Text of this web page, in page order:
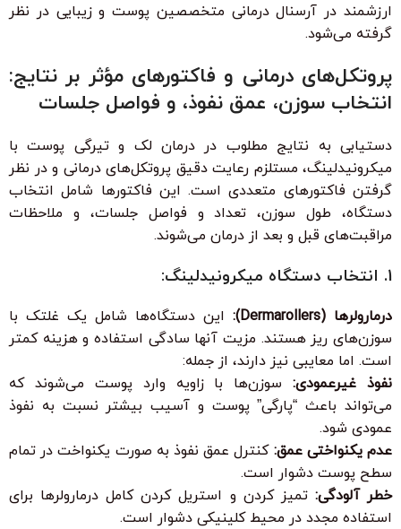
ارزشمند در آرسنال درمانی متخصصین پوست و زیبایی در نظر
گرفته می‌شود.
پروتکل‌های درمانی و فاکتورهای مؤثر بر نتایج:
انتخاب سوزن، عمق نفوذ، و فواصل جلسات
دستیابی به نتایج مطلوب در درمان لک و تیرگی پوست با
میکرونیدلینگ، مستلزم رعایت دقیق پروتکل‌های درمانی و در نظر
گرفتن فاکتورهای متعددی است. این فاکتورها شامل انتخاب
دستگاه، طول سوزن، تعداد و فواصل جلسات، و ملاحظات
مراقبت‌های قبل و بعد از درمان می‌شوند.
1. انتخاب دستگاه میکرونیدلینگ:
درمارولرها (Dermarollers):
این دستگاه‌ها شامل یک غلتک با
سوزن‌های ریز هستند. مزیت آنها سادگی استفاده و هزینه کمتر
است. اما معایبی نیز دارند، از جمله:
نفوذ غیرعمودی:سوزن‌ها با زاویه وارد پوست می‌شوند که
می‌تواند باعث “پارگی” پوست و آسیب بیشتر نسبت به نفوذ
عمودی شود.
عدم یکنواختی عمق: کنترل عمق نفوذ به صورت یکنواخت در تمام
سطح پوست دشوار است.
خطر آلودگی: تمیز کردن و استریل کردن کامل درمارولرها برای
استفاده مجدد در محیط کلینیکی دشوار است.